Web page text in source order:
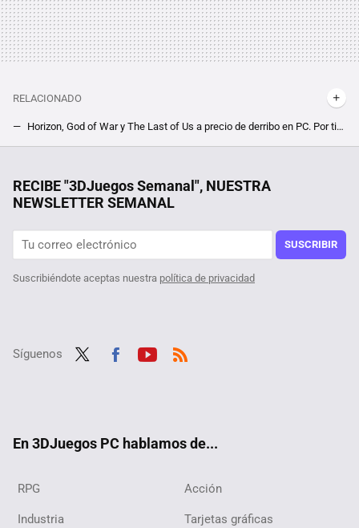
RELACIONADO
Horizon, God of War y The Last of Us a precio de derribo en PC. Por tiempo limitado, PlayStation pone en oferta su catálogo de juegos
Aliens vs Predator 2 no está muerto: puedes jugar gratis este ''abandonware'', y ahora que ha recibido un mod que lo hace más gore tienes la excusa perfecta
RECIBE "3DJuegos Semanal", NUESTRA
NEWSLETTER SEMANAL
SUSCRIBIR
Suscribiéndote aceptas nuestra política de privacidad
Síguenos
En 3DJuegos PC hablamos de...
RPG Acción
Industria Tarjetas gráficas